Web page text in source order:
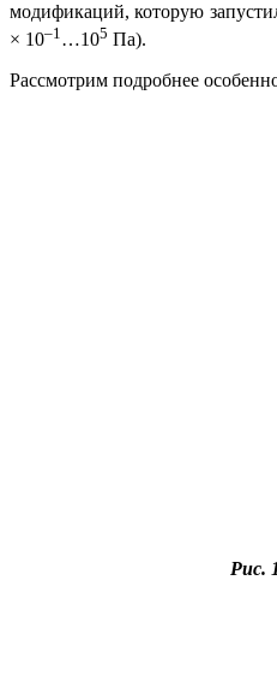
модификаций, которую
× 10–1 …105 Па).
Рассмотрим подробнее
Рис.